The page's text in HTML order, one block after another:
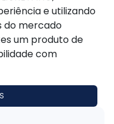
e utilizando
do mercado
um produto de
com